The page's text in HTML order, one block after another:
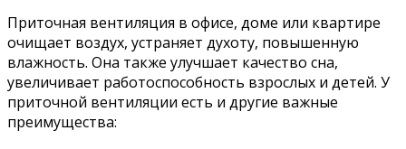
Приточная вентиляция в офисе, доме или квартире
очищает воздух, устраняет духоту, повышенную
влажность. Она также улучшает качество сна,
увеличивает работоспособность взрослых и детей. У
приточной вентиляции есть и другие важные
преимущества: